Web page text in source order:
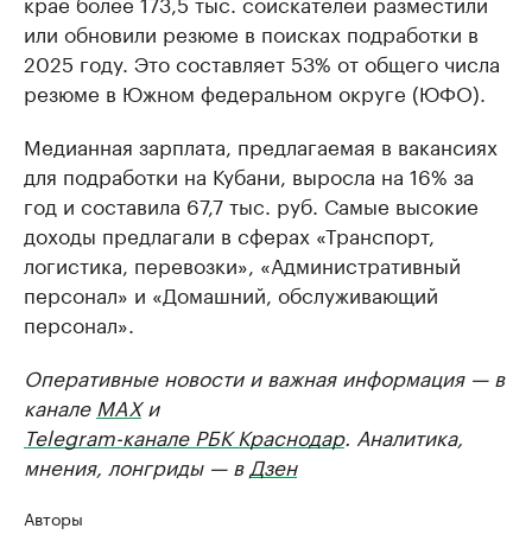
или обновили резюме в поисках подработки в
2025 году. Это составляет 53% от общего числа
резюме в Южном федеральном округе (ЮФО).
Медианная зарплата, предлагаемая в вакансиях
для подработки на Кубани, выросла на 16% за
год и составила 67,7 тыс. руб. Самые высокие
доходы предлагали в сферах «Транспорт,
логистика, перевозки», «Административный
персонал» и «Домашний, обслуживающий
персонал».
Оперативные новости и важная информация — в
канале MAXи
Telegram-канале РБК Краснодар. Аналитика,
мнения, лонгриды — в Дзен
Авторы